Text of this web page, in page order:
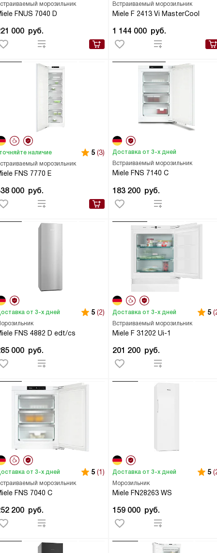
морозильник
FNUS 7040 D
000 руб.
Встраиваемый морозильник
Miele F 2413 Vi MasterCool
1 144 000 руб.
морозильник
FNS 7770 E
наличие 5 (3)
000 руб.
Встраиваемый морозильник
Miele FNS 7140 C
Доставка от 3-х дней
183 200 руб.
FNS 4882 D edt/cs
от 3-х дней 5 (2)
000 руб.
Встраиваемый морозильник
Miele F 31202 Ui-1
Доставка от 3-х дней 5
201 200 руб.
морозильник
FNS 7040 C
от 3-х дней 5 (1)
200 руб.
Морозильник
Miele FN28263 WS
Доставка от 3-х дней 5
159 000 руб.